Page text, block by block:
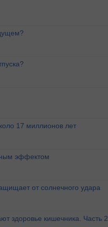
17 миллионов лет
эффектом
от солнечного удара
здоровье кишечника. Часть 2